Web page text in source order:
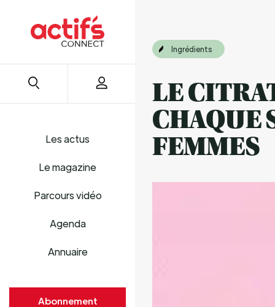
Les actus
Le magazine
Parcours vidéo
Agenda
Annuaire
Abonnement
Ingrédients
LE
CHAQUE
FEMMES